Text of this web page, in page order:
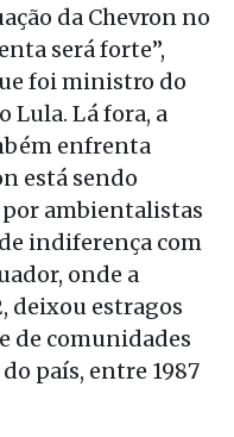
da Chevron no
será forte”,
foi ministro do
Lula. Lá fora, a
enfrenta
está sendo
ambientalistas
indiferença com
onde a
deixou estragos
de comunidades
país, entre 1987